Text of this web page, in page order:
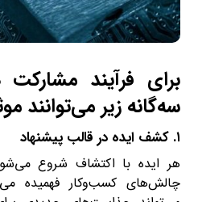
برای فرآیند
سه‌گانه زیر می‌توانند
۱. کشف ایده در قالب پیشنهاد
هر ایده با اکتشاف شروع
چالش‌های کسب‌وکار فهمیده